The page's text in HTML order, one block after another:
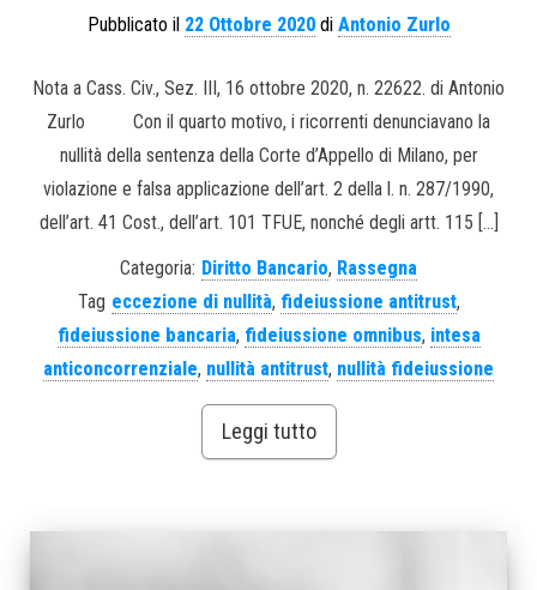
Pubblicato il 22 Ottobre 2020di Antonio Zurlo
Nota a Cass. Civ., Sez. III, 16 ottobre 2020, n. 22622. di Antonio
Zurlo Con il quarto motivo, i ricorrenti denunciavano la
nullità della sentenza della Corte d’Appello di Milano, per
violazione e falsa applicazione dell’art. 2 della l. n. 287/1990,
dell’art. 41 Cost., dell’art. 101 TFUE, nonché degli artt. 115 […]
Categoria: Diritto Bancario, Rassegna
Tag eccezione di nullità, fideiussione antitrust,
fideiussione bancaria, fideiussione omnibus, intesa
anticoncorrenziale, nullità antitrust, nullità fideiussione
Leggi tutto